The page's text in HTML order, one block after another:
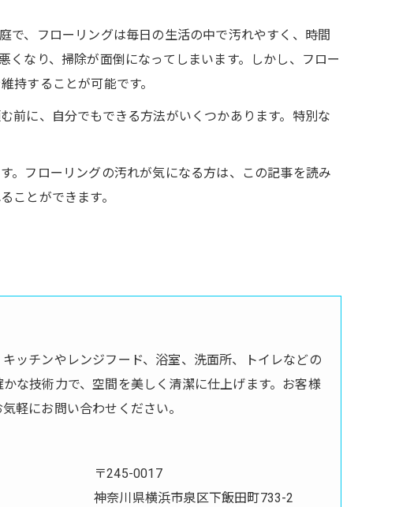
で、フローリングは毎日の生活の中で汚れやすく、時間
なり、掃除が面倒になってしまいます。しかし、フロー
持することが可能です。
前に、自分でもできる方法がいくつかあります。特別な
。フローリングの汚れが気になる方は、この記事を読み
ことができます。
ッチンやレンジフード、浴室、洗面所、トイレなどの
な技術力で、空間を美しく清潔に仕上げます。お客様
軽にお問い合わせください。
〒245-0017
神奈川県横浜市泉区下飯田町733-2